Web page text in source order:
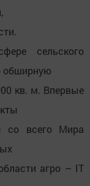
сельского
обширную
кв. м. Впервые
со всего Мира
агро – IT